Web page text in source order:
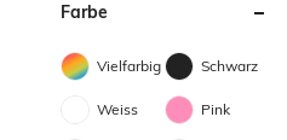
Farbe
Vielfarbig Schwarz
Weiss Pink